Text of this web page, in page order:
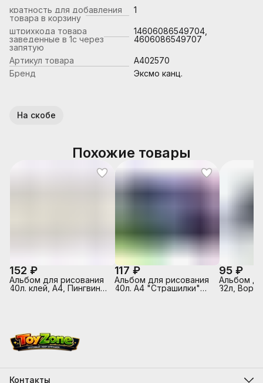
кратность для добавления
товара в корзину
1
штрихкода товара
заведенные в 1с через
запятую
14606086549704,
4606086549707
Артикул товара
А402570
Бренд
Эксмо канц.
На скобе
Похожие товары
152 ₽
Альбом для рисования
40л. клей, А4, Пингвины
117 ₽
Альбом для рисования
40л. А4 "Страшилки"
95 ₽
Альбом д/
32л,
Контакты